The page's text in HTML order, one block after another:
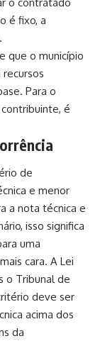
é fixo, a
que o município
Para o
é
de
e menor
a nota técnica e
isso significa
uma
cara. A Lei
o Tribunal de
deve ser
acima dos
da